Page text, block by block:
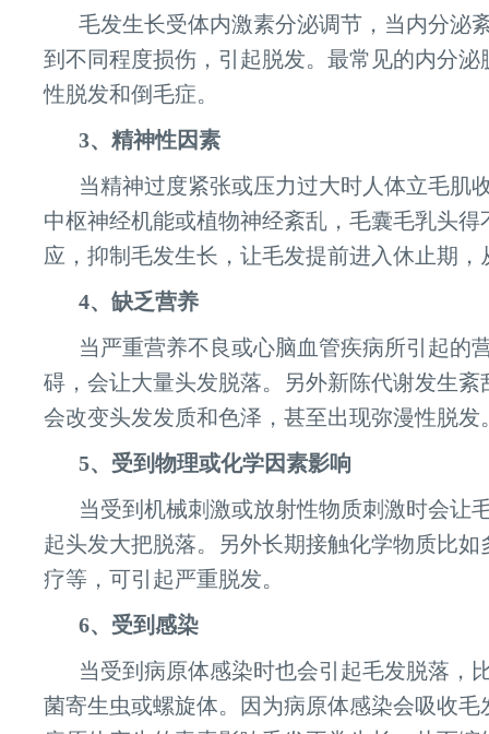
毛发生长受体内激素分泌调节，当内分泌
到不同程度损伤，引起脱发。最常见的内分泌
性脱发和倒毛症。
3、精神性因素
当精神过度紧张或压力过大时人体立毛肌
中枢神经机能或植物神经紊乱，毛囊毛乳头得
应，抑制毛发生长，让毛发提前进入休止期，
4、缺乏营养
当严重营养不良或心脑血管疾病所引起的
碍，会让大量头发脱落。另外新陈代谢发生紊
会改变头发发质和色泽，甚至出现弥漫性脱发
5、受到物理或化学因素影响
当受到机械刺激或放射性物质刺激时会让
起头发大把脱落。另外长期接触化学物质比如
疗等，可引起严重脱发。
6、受到感染
当受到病原体感染时也会引起毛发脱落，
菌寄生虫或螺旋体。因为病原体感染会吸收毛